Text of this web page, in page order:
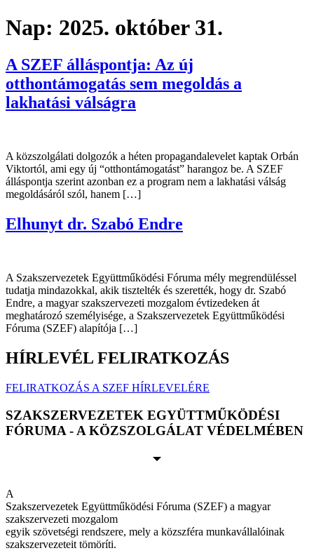
Nap: 2025. október 31.
A SZEF álláspontja: Az új
otthontámogatás sem megoldás a
lakhatási válságra
A közszolgálati dolgozók a héten propagandalevelet kaptak Orbán
Viktortól, ami egy új “otthontámogatást” harangoz be. A SZEF
álláspontja szerint azonban ez a program nem a lakhatási válság
megoldásáról szól, hanem […]
Elhunyt dr. Szabó Endre
A Szakszervezetek Együttműködési Fóruma mély megrendüléssel
tudatja mindazokkal, akik tisztelték és szerették, hogy dr. Szabó
Endre, a magyar szakszervezeti mozgalom évtizedeken át
meghatározó személyisége, a Szakszervezetek Együttműködési
Fóruma (SZEF) alapítója […]
HÍRLEVÉL FELIRATKOZÁS
FELIRATKOZÁS A SZEF HÍRLEVELÉRE
SZAKSZERVEZETEK EGYÜTTMŰKÖDÉSI
FÓRUMA - A KÖZSZOLGÁLAT VÉDELMÉBEN
A
Szakszervezetek Együttműködési Fóruma (SZEF) a magyar
szakszervezeti mozgalom
egyik szövetségi rendszere, mely a közszféra munkavállalóinak
szakszervezeteit tömöríti.